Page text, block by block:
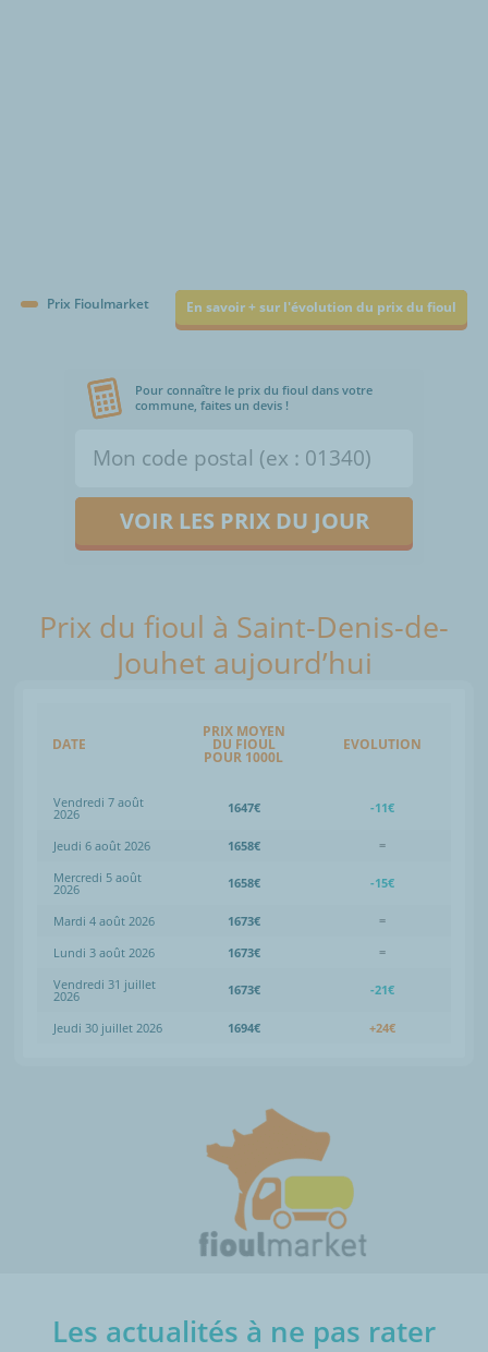
Prix Fioulmarket En savoir + sur l'évolution du prix du fioul
Pour connaître le prix du fioul dans votre
commune, faites un devis !
VOIR LES PRIX DU JOUR
Prix du fioul à Saint-Denis-de-
Jouhet aujourd’hui
DATE
PRIX MOYEN
DU FIOUL
POUR 1000L
EVOLUTION
Vendredi 7 août
2026 1647€ -11€
Jeudi 6 août 2026 1658€
=
Mercredi 5 août
2026 1658€ -15€
Mardi 4 août 2026 1673€
=
Lundi 3 août 2026
1673€
=
Vendredi 31 juillet
2026 1673€ -21€
Jeudi 30 juillet 2026 1694€ +24€
Les actualités à ne pas rater